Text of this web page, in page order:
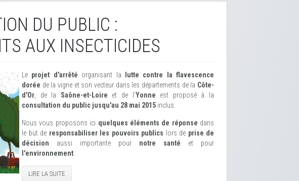
DU PUBLIC :
AUX INSECTICIDES
Le projet d'arrêté organisant la
lutte contre la flavescence
dorée de la vigne et son vecteur dans les départements de la Côte-
d'Or , de la Saône-et-Loire et de l'Yonne est proposé à la
consultation du public jusqu'au 28 mai 2015 inclus.
Nous vous proposons ici quelques éléments de réponse dans
le but de responsabiliser les pouvoirs publics lors de prise de
décision aussi importante pour notre santé et pour
l'environnement
LIRE LA SUITE